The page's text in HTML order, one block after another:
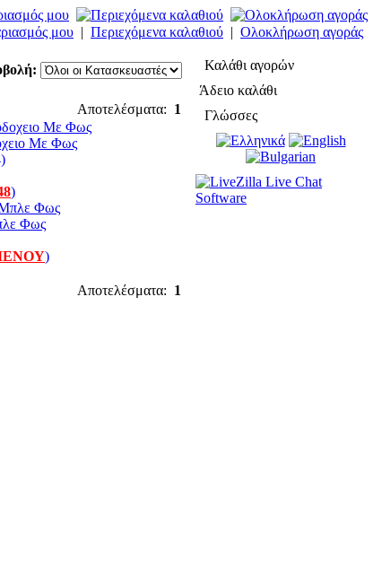
μου | Περιεχόμενα καλαθιού | Ολοκλήρωση αγοράς
Αποτελέσματα: 1
Με Φως
)
Φως
)
Αποτελέσματα: 1
Καλάθι αγορών
Άδειο καλάθι
Γλώσσες